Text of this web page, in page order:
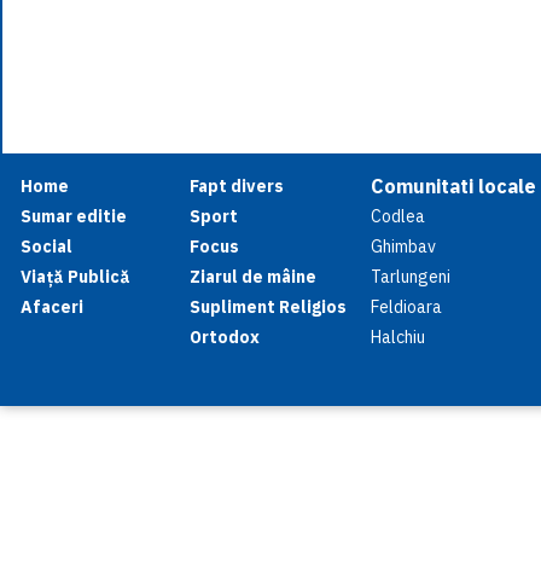
Home
Sumar editie
Social
Viață Publică
Afaceri
Fapt divers
Sport
Focus
Ziarul de mâine
Supliment Religios
Ortodox
Comunitati locale
Codlea
Ghimbav
Tarlungeni
Feldioara
Halchiu